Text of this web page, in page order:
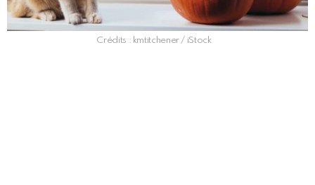
Crédits : kmtitchener / iStock